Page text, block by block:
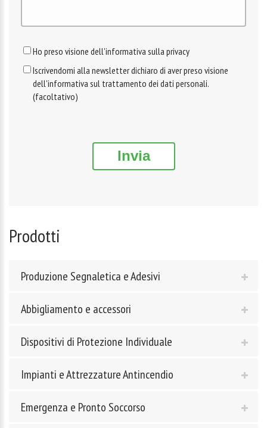
Ho preso visione dell'informativa sulla privacy
Iscrivendomi alla newsletter dichiaro di aver preso visione
dell'informativa sul trattamento dei dati personali.
(facoltativo)
Invia
Prodotti
Produzione Segnaletica e Adesivi
Abbigliamento e accessori
Dispositivi di Protezione Individuale
Impianti e Attrezzature Antincendio
Emergenza e Pronto Soccorso